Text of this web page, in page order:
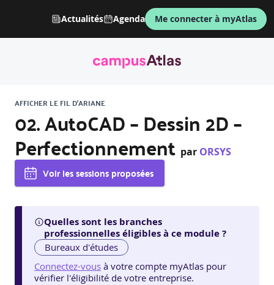
Actualités Agenda Me connecter à myAtlas
AFFICHER LE FIL D'ARIANE
02. AutoCAD – Dessin 2D –
Perfectionnement par ORSYS
Voir les sessions proposées
Quelles sont les branches
professionnelles éligibles à ce module ?
Bureaux d'études
Connectez-vous à votre compte myAtlas pour
vérifier l'éligibilité de votre entreprise.